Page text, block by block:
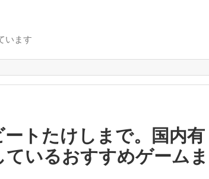
います
ートたけしまで。国内有
いるおすすめゲームま